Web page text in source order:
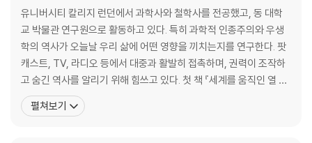
Death is the great equalizer
10. 우리는 한배를 타고 있다: 공동선
We’re all in this together
나오는 말
참고문헌
유니버시티 칼리지 런던에서 과학사와 철학사를 전공했고, 동 대학
교 박물관 연구원으로 활동하고 있다. 특히 과학적 인종주의와 우생
학의 역사가 오늘날 우리 삶에 어떤 영향을 끼치는지를 연구한다. 팟
캐스트, TV, 라디오 등에서 대중과 활발히 접촉하며, 권력이 조작하
고 숨긴 역사를 알리기 위해 힘쓰고 있다. 첫 책 『세계를 움직인 열 가
지 프레임』은 세계사를 연대, 사건, 인물과 같은 기존의 주제가 아닌
개념과 생각을 중심으로 풀어내며 역사 분야에 신선한 바람을 불러일
펼쳐보기